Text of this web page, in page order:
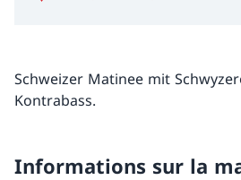
Schweizer Matinee mit
Kontrabass.
Informations sur la